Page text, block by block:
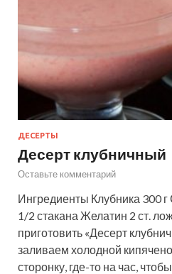
ДЕСЕРТЫ
Десерт клубничный
Оставьте комментарий
Ингредиенты Клубника 300
1/2 стакана Желатин 2 ст.
приготовить «Десерт
заливаем холодной
сторонку, где-то на час,